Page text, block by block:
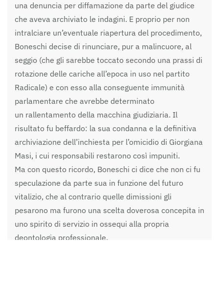
una denuncia per diffamazione da parte del giudice
che aveva archiviato le indagini. E proprio per non
intralciare un’eventuale riapertura del procedimento,
Boneschi decise di rinunciare, pur a malincuore, al
seggio (che gli sarebbe toccato secondo una prassi di
rotazione delle cariche all’epoca in uso nel partito
Radicale) e con esso alla conseguente immunità
parlamentare che avrebbe determinato
un rallentamento della macchina giudiziaria. Il
risultato fu beffardo: la sua condanna e la definitiva
archiviazione dell’inchiesta per l’omicidio di Giorgiana
Masi, i cui responsabili restarono così impuniti.
Ma con questo ricordo, Boneschi ci dice che non ci fu
speculazione da parte sua in funzione del futuro
vitalizio, che al contrario quelle dimissioni gli
pesarono ma furono una scelta doverosa concepita in
uno spirito di servizio in ossequi alla propria
deontologia professionale.